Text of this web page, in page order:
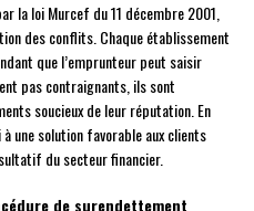
la loi Murcef du 11 décembre 2001,
des conflits. Chaque établissement
que l’emprunteur peut saisir
pas contraignants, ils sont
soucieux de leur réputation. En
une solution favorable aux clients
du secteur financier.
de surendettement